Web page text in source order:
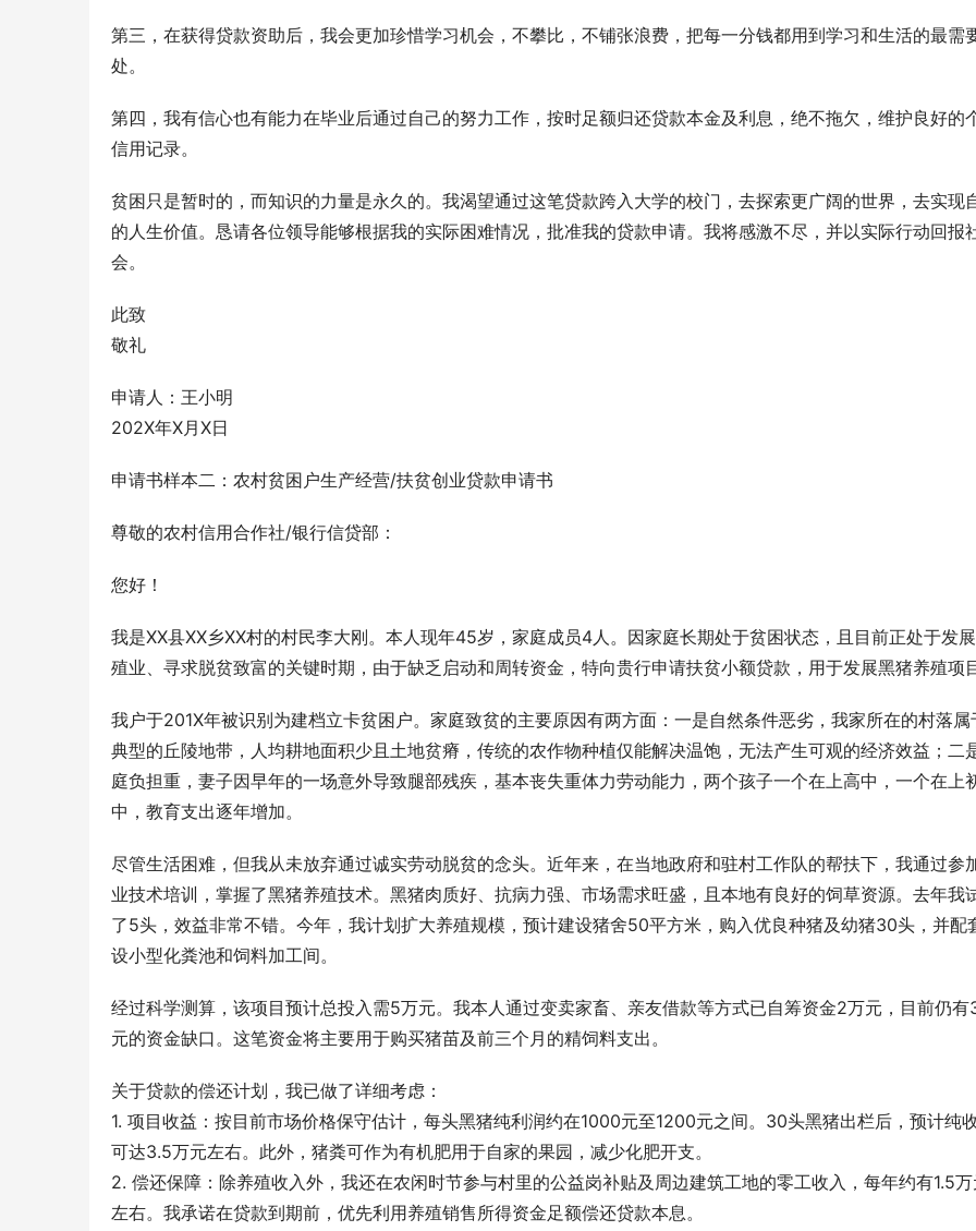
第三，在获得贷款资助后，我会更加珍惜学习机会，不攀比，不铺张浪费，把每一分钱都用到学习和生活的最需
处。
第四，我有信心也有能力在毕业后通过自己的努力工作，按时足额归还贷款本金及利息，绝不拖欠，维护良好的
信用记录。
贫困只是暂时的，而知识的力量是永久的。我渴望通过这笔贷款跨入大学的校门，去探索更广阔的世界，去实现
的人生价值。恳请各位领导能够根据我的实际困难情况，批准我的贷款申请。我将感激不尽，并以实际行动回报
会。
此致
敬礼
申请人：王小明
202X年X月X日
申请书样本二：农村贫困户生产经营/扶贫创业贷款申请书
尊敬的农村信用合作社/银行信贷部：
您好！
我是XX县XX乡XX村的村民李大刚。本人现年45岁，家庭成员4人。因家庭长期处于贫困状态，且目前正处于发
殖业、寻求脱贫致富的关键时期，由于缺乏启动和周转资金，特向贵行申请扶贫小额贷款，用于发展黑猪养殖项目
我户于201X年被识别为建档立卡贫困户。家庭致贫的主要原因有两方面：一是自然条件恶劣，我家所在的村落属
典型的丘陵地带，人均耕地面积少且土地贫瘠，传统的农作物种植仅能解决温饱，无法产生可观的经济效益；二
庭负担重，妻子因早年的一场意外导致腿部残疾，基本丧失重体力劳动能力，两个孩子一个在上高中，一个在上
中，教育支出逐年增加。
尽管生活困难，但我从未放弃通过诚实劳动脱贫的念头。近年来，在当地政府和驻村工作队的帮扶下，我通过参
业技术培训，掌握了黑猪养殖技术。黑猪肉质好、抗病力强、市场需求旺盛，且本地有良好的饲草资源。去年我
了5头，效益非常不错。今年，我计划扩大养殖规模，预计建设猪舍50平方米，购入优良种猪及幼猪30头，并配
设小型化粪池和饲料加工间。
经过科学测算，该项目预计总投入需5万元。我本人通过变卖家畜、亲友借款等方式已自筹资金2万元，目前仍有
元的资金缺口。这笔资金将主要用于购买猪苗及前三个月的精饲料支出。
关于贷款的偿还计划，我已做了详细考虑：
1. 项目收益：按目前市场价格保守估计，每头黑猪纯利润约在1000元至1200元之间。30头黑猪出栏后，预计纯
可达3.5万元左右。此外，猪粪可作为有机肥用于自家的果园，减少化肥开支。
2. 偿还保障：除养殖收入外，我还在农闲时节参与村里的公益岗补贴及周边建筑工地的零工收入，每年约有1.5万
左右。我承诺在贷款到期前，优先利用养殖销售所得资金足额偿还贷款本息。